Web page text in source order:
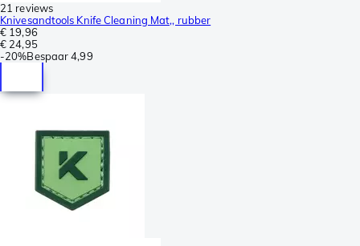
21 reviews
Knivesandtools Knife Cleaning Mat,, rubber
€ 19,96
€ 24,95
-20%Bespaar 4,99